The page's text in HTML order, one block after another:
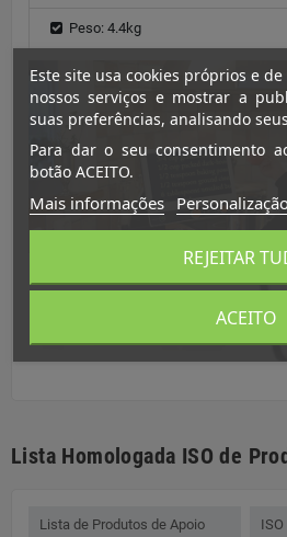
Peso: 4.4kg
Lista Homologada ISO de
Lista de Produtos de Apoio
Este site usa cookies próprios e
nossos serviços e mostrar a
suas preferências, analisando
Para dar o seu consentimento
botão ACEITO.
Mais informações
REJEITAR
ACEITO